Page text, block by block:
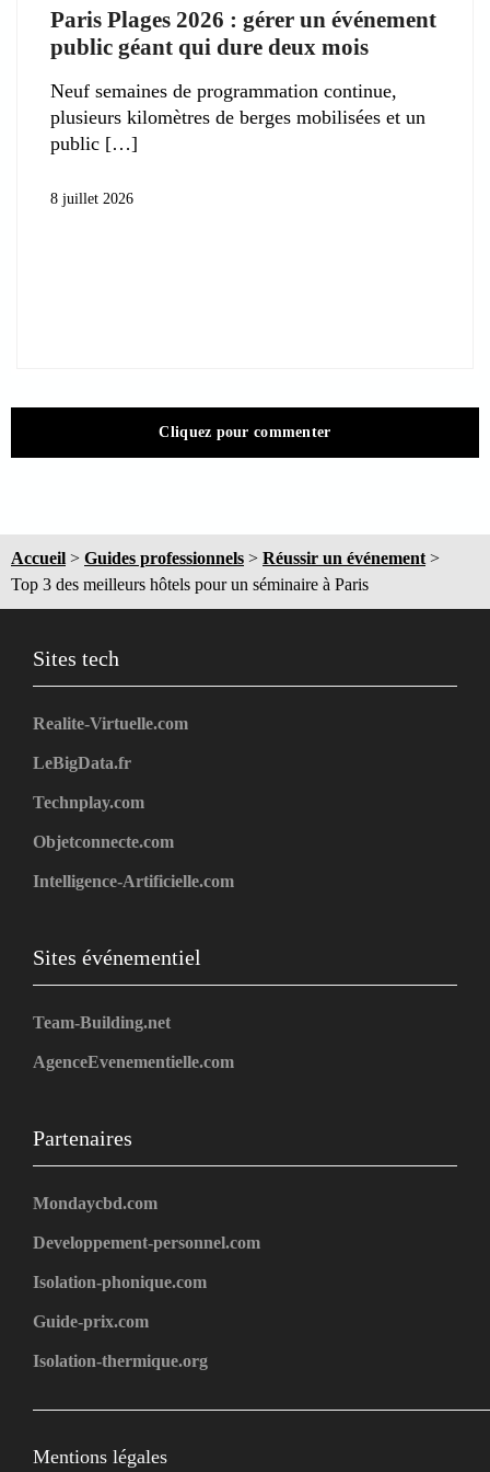
Paris Plages 2026 : gérer un événement
public géant qui dure deux mois
Neuf semaines de programmation continue,
plusieurs kilomètres de berges mobilisées et un
public
8 juillet 2026
Cliquez pour commenter
Accueil > Guides professionnels > Réussir un événement >
Top 3 des meilleurs hôtels pour un séminaire à Paris
Sites tech
Realite-Virtuelle.com
LeBigData.fr
Technplay.com
Objetconnecte.com
Intelligence-Artificielle.com
Sites événementiel
Team-Building.net
AgenceEvenementielle.com
Partenaires
Mondaycbd.com
Developpement-personnel.com
Isolation-phonique.com
Guide-prix.com
Isolation-thermique.org
Mentions légales